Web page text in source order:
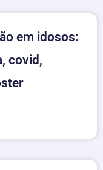
em idosos:
covid,